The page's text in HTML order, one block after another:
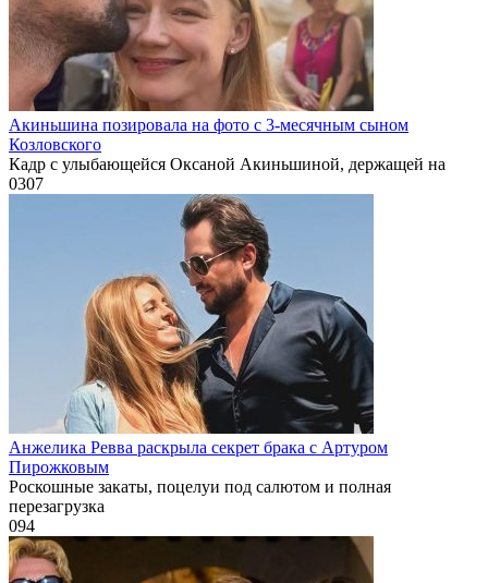
Акиньшина позировала на фото с 3-месячным сыном
Козловского
Кадр с улыбающейся Оксаной Акиньшиной, держащей на
0307
Анжелика Ревва раскрыла секрет брака с Артуром
Пирожковым
Роскошные закаты, поцелуи под салютом и полная
перезагрузка
094